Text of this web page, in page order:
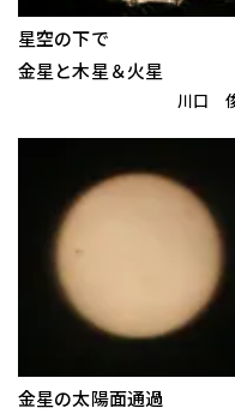
星空の下で
金星と木星＆火星
川口
金星の太陽面通過